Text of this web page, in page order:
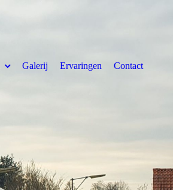
Galerij Ervaringen Contact